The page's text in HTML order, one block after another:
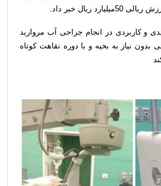
ریال خبر داد.
و کاربردی در انجام جراحی آب مروارید
نیاز به بخیه و با دوره نقاهت کوتاه